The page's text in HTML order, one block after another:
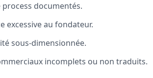
process documentés.
excessive au fondateur.
sous-dimensionnée.
incomplets ou non traduits.